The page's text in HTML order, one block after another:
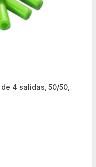
4 salidas, 50/50,